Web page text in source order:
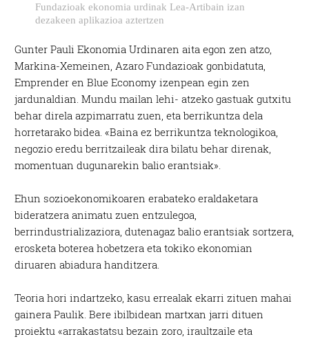
Fundazioak ekonomia urdinak Lea-Artibain izan
dezakeen aplikazioa aztertzen
Gunter Pauli Ekonomia Urdinaren aita egon zen atzo,
Markina-Xemeinen, Azaro Fundazioak gonbidatuta,
Emprender en Blue Economy izenpean egin zen
jardunaldian. Mundu mailan lehi- atzeko gastuak gutxitu
behar direla azpimarratu zuen, eta berrikuntza dela
horretarako bidea. «Baina ez berrikuntza teknologikoa,
negozio eredu berritzaileak dira bilatu behar direnak,
momentuan dugunarekin balio erantsiak».
Ehun sozioekonomikoaren erabateko eraldaketara
bideratzera animatu zuen entzulegoa,
berrindustrializaziora, dutenagaz balio erantsiak sortzera,
erosketa boterea hobetzera eta tokiko ekonomian
diruaren abiadura handitzera.
Teoria hori indartzeko, kasu errealak ekarri zituen mahai
gainera Paulik. Bere ibilbidean martxan jarri dituen
proiektu «arrakastatsu bezain zoro, iraultzaile eta